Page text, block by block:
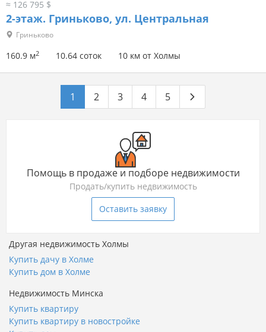
≈ 126 795 $
2-этаж. Гриньково, ул. Центральная
Гриньково
160.9 м2 10.64 соток 10 км от Холмы
1 2 3 4 5
Помощь в продаже и подборе недвижимости
Продать/купить недвижимость
Оставить заявку
Другая недвижимость Холмы
Купить дачу в Холме
Купить дом в Холме
Недвижимость Минска
Купить квартиру
Купить квартиру в новостройке